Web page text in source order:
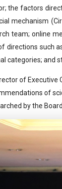
the factors
mechanism
team; online
directions such
categories; and
of
of
by the